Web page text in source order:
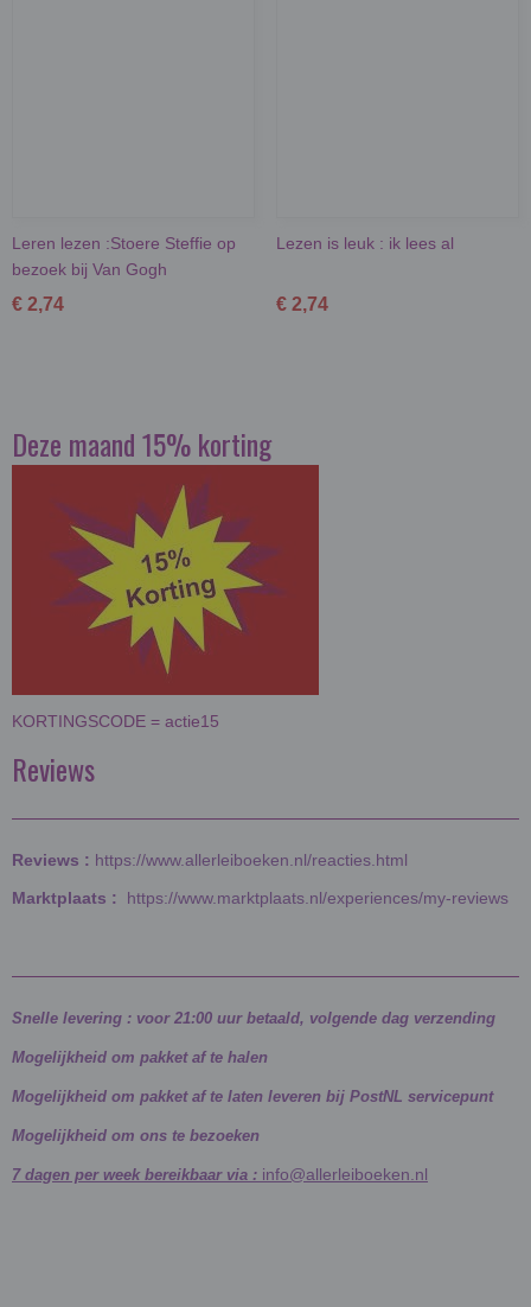
Leren lezen :Stoere Steffie op
bezoek bij Van Gogh
€ 2,74
Lezen is leuk : ik lees al
€ 2,74
Deze maand 15% korting
KORTINGSCODE = actie15
Reviews
Reviews : https://www.allerleiboeken.nl/reacties.html
Marktplaats : https://www.marktplaats.nl/experiences/my-reviews
Snelle levering : voor 21:00 uur betaald, volgende dag verzending
Mogelijkheid om pakket af te halen
Mogelijkheid om pakket af te laten leveren bij PostNL servicepunt
Mogelijkheid om ons te bezoeken
7 dagen per week bereikbaar via : info@allerleiboeken.nl